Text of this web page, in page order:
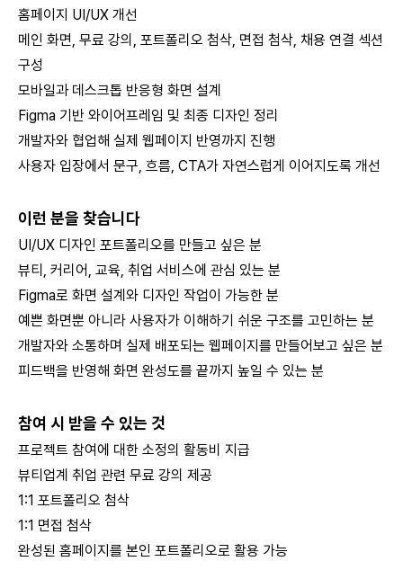
홈페이지 UI/UX 개선
메인 화면, 무료 강의, 포트폴리오 첨삭, 면접 첨삭, 채용 연결 섹션
구성
모바일과 데스크톱 반응형 화면 설계
Figma 기반 와이어프레임 및 최종 디자인 정리
개발자와 협업해 실제 웹페이지 반영까지 진행
사용자 입장에서 문구, 흐름, CTA가 자연스럽게 이어지도록 개선
이런 분을 찾습니다
UI/UX 디자인 포트폴리오를 만들고 싶은 분
뷰티, 커리어, 교육, 취업 서비스에 관심 있는 분
Figma로 화면 설계와 디자인 작업이 가능한 분
예쁜 화면뿐 아니라 사용자가 이해하기 쉬운 구조를 고민하는 분
개발자와 소통하며 실제 배포되는 웹페이지를 만들어보고 싶은 분
피드백을 반영해 화면 완성도를 끝까지 높일 수 있는 분
참여 시 받을 수 있는 것
프로젝트 참여에 대한 소정의 활동비 지급
뷰티업계 취업 관련 무료 강의 제공
1:1 포트폴리오 첨삭
1:1 면접 첨삭
완성된 홈페이지를 본인 포트폴리오로 활용 가능